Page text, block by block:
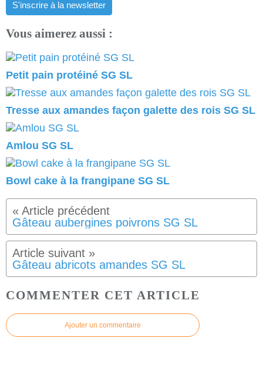
S'inscrire à la newsletter
Vous aimerez aussi :
Petit pain protéiné SG SL
Tresse aux amandes façon galette des rois SG SL
Amlou SG SL
Bowl cake à la frangipane SG SL
Gâteau aubergines poivrons SG SL
Gâteau abricots amandes SG SL
COMMENTER CET ARTICLE
Ajouter un commentaire